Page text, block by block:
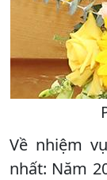
Về nhiệm
nhất: Năm